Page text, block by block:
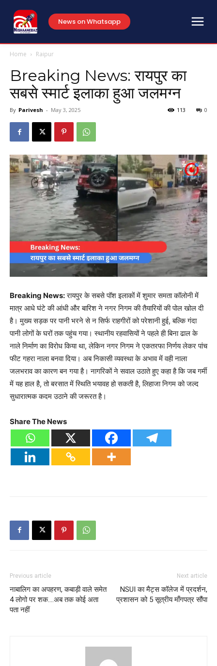
News on Whatsapp
Home Raipur
Breaking News: रायपुर का
सबसे स्मार्ट इलाका हुआ जलमग्न
By Parivesh - May 3, 2025 0
113
Breaking News:रायपुर के सबसे पॉश इलाकों में शुमार समता कॉलोनी में
मात्र आधे घंटे की आंधी और बारिश ने नगर निगम की तैयारियों की पोल खोल दी
है। मुख्य सड़क पर पानी भरने से न सिर्फ राहगीरों को परेशानी हुई, बल्कि गंदा
पानी लोगों के घरों तक पहुंच गया। स्थानीय रहवासियों ने पहले ही बिना ढाल के
नाले निर्माण का विरोध किया था, लेकिन नगर निगम ने एकतरफा निर्णय लेकर पांच
फीट गहरा नाला बनवा दिया। अब निकासी व्यवस्था के अभाव में वही नाला
जलभराव का कारण बन गया है। नागरिकों ने सवाल उठाते हुए कहा है कि जब गर्मी
में यह हाल है, तो बरसात में स्थिति भयावह हो सकती है, लिहाजा निगम को जल्द
सुधारात्मक कदम उठाने की जरूरत है।
Share The News
Previous article
नाबालिग का अपहरण, कबाड़ी वाले समेत
4 लोगो पर शक….अब तक कोई अता
पता नहीं
Next article
NSUI का मैट्स कॉलेज में प्रदर्शन,
प्रशासन को 5 सूत्रीय माँगपत्र सौंपा